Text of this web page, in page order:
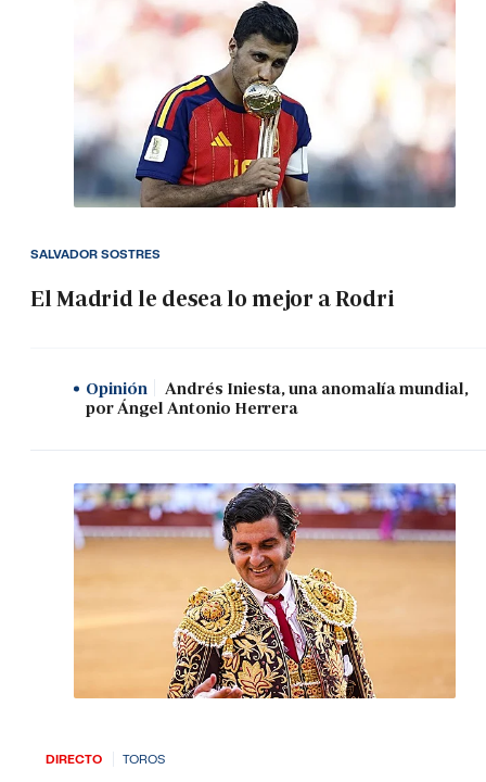
El Madrid le desea lo mejor a Rodri
SALVADOR SOSTRES
Opinión
Andrés Iniesta, una anomalía mundial,
por Ángel Antonio Herrera
DIRECTO TOROS